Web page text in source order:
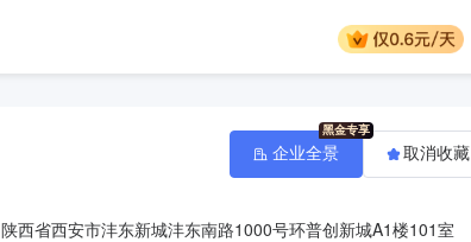
陕西省西安市沣东新城沣东南路1000号环普创新城A1楼101室
企业全景 取消收藏